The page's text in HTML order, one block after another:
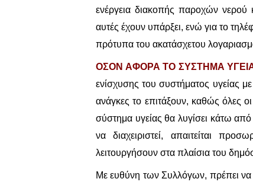
ενέργεια διακοπής παροχών
αυτές έχουν υπάρξει, ενώ για το
πρότυπα του ακατάσχετου
ΟΣΟΝ ΑΦΟΡΑ ΤΟ ΣΥΣΤΗΜΑ
ενίσχυσης του συστήματος υγείας
ανάγκες το επιτάξουν, καθώς όλες
σύστημα υγείας θα λυγίσει κάτω
να διαχειριστεί, απαιτείται
λειτουργήσουν στα πλαίσια του
Με ευθύνη των Συλλόγων, πρέπει να